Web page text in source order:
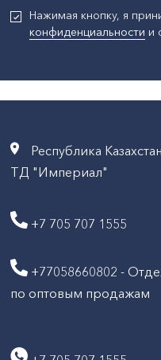
Нажимая кнопку, я
конфиденциальности и
Республика
ТД "Империал"
+7 705 707 1555
+77058660802 -
по оптовым продажам